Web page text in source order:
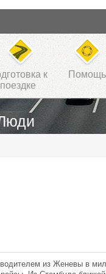
к
поездке
Помощь
из Женевы в